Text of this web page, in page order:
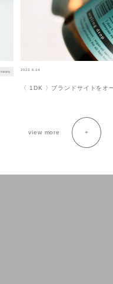
news 2023.6.14
〈 1DK 〉ブランドサイトをオ
view more